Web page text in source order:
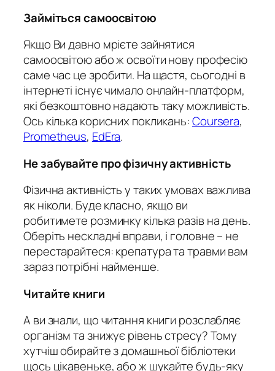
Займіться самоосвітою
Якщо Ви давно мрієте зайнятися
самоосвітою або ж освоїти нову професію
саме час це зробити. На щастя, сьогодні в
інтернеті існує чимало онлайн-платформ,
які безкоштовно надають таку можливість.
Ось кілька корисних покликань:Coursera,
Prometheus, EdEra.
Не забувайте про фізичну активність
Фізична активність у таких умовах важлива
як ніколи. Буде класно, якщо ви
робитимете розминку кілька разів на день.
Оберіть нескладні вправи, і головне – не
перестарайтеся: крепатура та травми вам
зараз потрібні найменше.
Читайте книги
А ви знали, що читання книги розслабляє
організм та знижує рівень стресу? Тому
хутчіш обирайте з домашньої бібліотеки
щось цікавеньке, або ж шукайте будь-яку